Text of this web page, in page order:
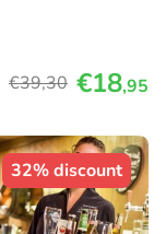
€39,30 €18,95
32% discount